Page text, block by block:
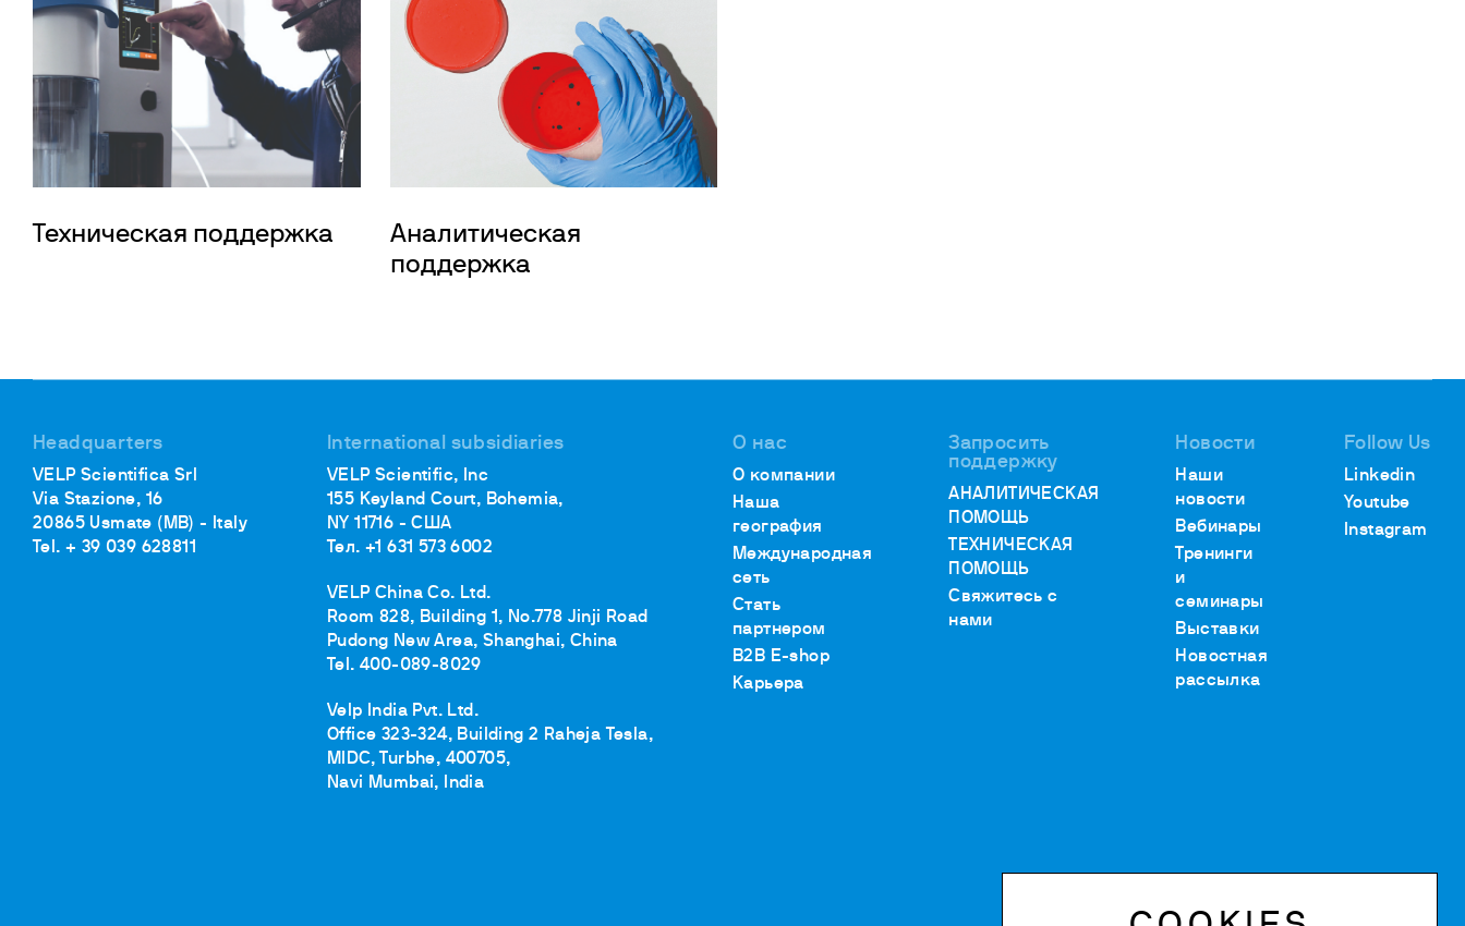
Техническая поддержка
Аналитическая
поддержка
Headquarters
VELP Scientifica Srl
Via Stazione, 16
20865 Usmate (MB) - Italy
Tel. + 39 039 628811
International subsidiaries
VELP Scientific, Inc
155 Keyland Court, Bohemia,
NY 11716 - США
Тел. +1 631 573 6002
VELP China Co. Ltd.
Room 828, Building 1, No.778 Jinji Road
Pudong New Area, Shanghai, China
Tel. 400-089-8029
Velp India Pvt. Ltd.
Office 323-324, Building 2 Raheja Tesla,
MIDC, Turbhe, 400705,
Navi Mumbai, India
О нас
О компании
Наша
география
Международная
сеть
Стать
партнером
B2B E-shop
Карьера
Запросить
поддержку
АНАЛИТИЧЕСКАЯ
ПОМОЩЬ
ТЕХНИЧЕСКАЯ
ПОМОЩЬ
Свяжитесь с
нами
Новости
Наши
новости
Вебинары
Тренинги
и
семинары
Выставки
Новостная
рассылка
Follow Us
Linkedin
Youtube
Instagram